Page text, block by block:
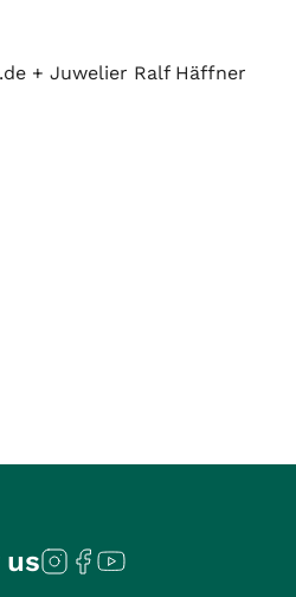
+ Juwelier Ralf Häffner
us